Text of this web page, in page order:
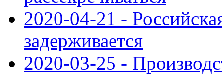
2020-04-21 -
задерживается
2020-03-25 -